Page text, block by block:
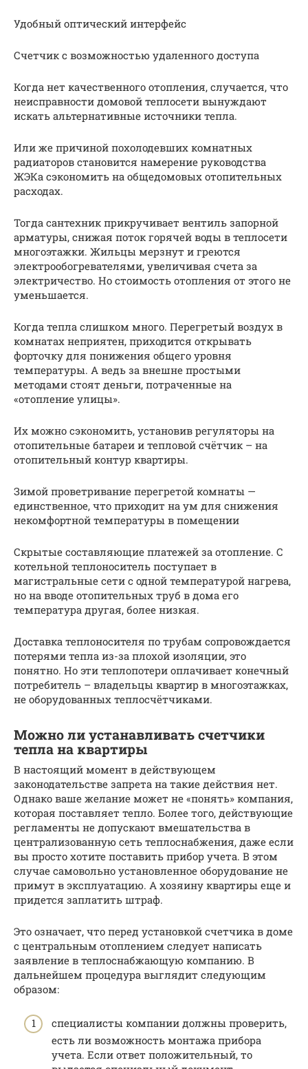
Удобный оптический интерфейс
Счетчик с возможностью удаленного доступа
Когда нет качественного отопления, случается, что
неисправности домовой теплосети вынуждают
искать альтернативные источники тепла.
Или же причиной похолодевших комнатных
радиаторов становится намерение руководства
ЖЭКа сэкономить на общедомовых отопительных
расходах.
Тогда сантехник прикручивает вентиль запорной
арматуры, снижая поток горячей воды в теплосети
многоэтажки. Жильцы мерзнут и греются
электрообогревателями, увеличивая счета за
электричество. Но стоимость отопления от этого не
уменьшается.
Когда тепла слишком много. Перегретый воздух в
комнатах неприятен, приходится открывать
форточку для понижения общего уровня
температуры. А ведь за внешне простыми
методами стоят деньги, потраченные на
«отопление улицы».
Их можно сэкономить, установив регуляторы на
отопительные батареи и тепловой счётчик – на
отопительный контур квартиры.
Зимой проветривание перегретой комнаты —
единственное, что приходит на ум для снижения
некомфортной температуры в помещении
Скрытые составляющие платежей за отопление. С
котельной теплоноситель поступает в
магистральные сети с одной температурой нагрева,
но на вводе отопительных труб в дома его
температура другая, более низкая.
Доставка теплоносителя по трубам сопровождается
потерями тепла из-за плохой изоляции, это
понятно. Но эти теплопотери оплачивает конечный
потребитель – владельцы квартир в многоэтажках,
не оборудованных теплосчётчиками.
Можно ли устанавливать счетчики
тепла на квартиры
В настоящий момент в действующем
законодательстве запрета на такие действия нет.
Однако ваше желание может не «понять» компания,
которая поставляет тепло. Более того, действующие
регламенты не допускают вмешательства в
централизованную сеть теплоснабжения, даже если
вы просто хотите поставить прибор учета. В этом
случае самовольно установленное оборудование не
примут в эксплуатацию. А хозяину квартиры еще и
придется заплатить штраф.
Это означает, что перед установкой счетчика в доме
с центральным отоплением следует написать
заявление в теплоснабжающую компанию. В
дальнейшем процедура выглядит следующим
образом:
специалисты компании должны проверить,
есть ли возможность монтажа прибора
учета. Если ответ положительный, то